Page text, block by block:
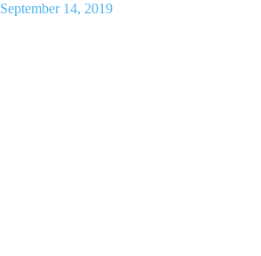
September 14, 2019